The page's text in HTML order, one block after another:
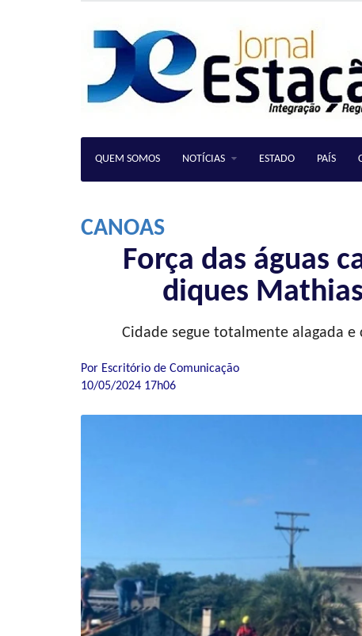
QUEM SOMOS NOTÍCIAS ESTADO PAÍS
CANOAS
Força das águas
diques
Cidade segue totalmente alagada
Por Escritório de Comunicação
10/05/2024 17h06